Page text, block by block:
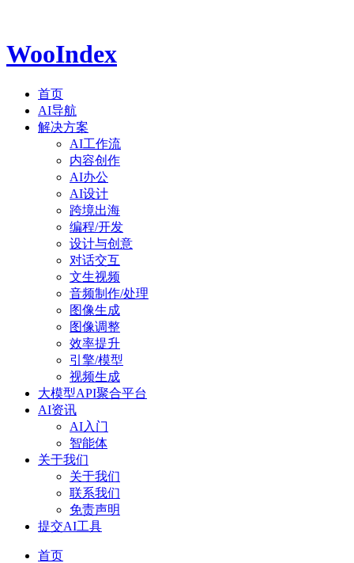
WooIndex
首页
AI导航
解决方案
AI工作流
内容创作
AI办公
AI设计
跨境出海
编程/开发
设计与创意
对话交互
文生视频
音频制作/处理
图像生成
图像调整
效率提升
引擎/模型
视频生成
大模型API聚合平台
AI资讯
AI入门
智能体
关于我们
关于我们
联系我们
免责声明
提交AI工具
首页